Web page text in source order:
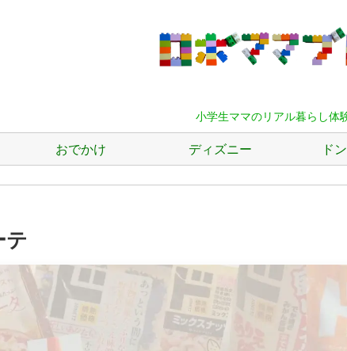
小学生ママのリアル暮らし体
おでかけ ディズニー ド
テ